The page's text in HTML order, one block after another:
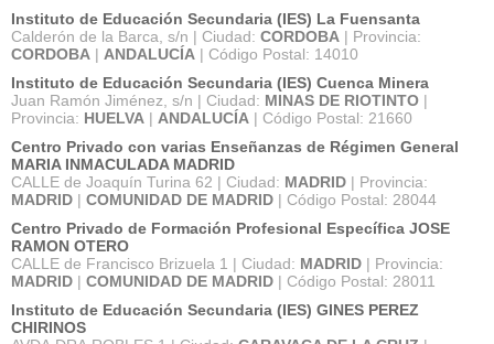
Instituto de Educación Secundaria (IES) La Fuensanta
Calderón de la Barca, s/n | Ciudad: CORDOBA | Provincia:
CORDOBA | ANDALUCÍA | Código Postal: 14010
Instituto de Educación Secundaria (IES) Cuenca Minera
Juan Ramón Jiménez, s/n | Ciudad: MINAS DE RIOTINTO |
Provincia: HUELVA | ANDALUCÍA | Código Postal: 21660
Centro Privado con varias Enseñanzas de Régimen General
MARIA INMACULADA MADRID
CALLE de Joaquín Turina 62 | Ciudad: MADRID | Provincia:
MADRID | COMUNIDAD DE MADRID | Código Postal: 28044
Centro Privado de Formación Profesional Específica JOSE
RAMON OTERO
CALLE de Francisco Brizuela 1 | Ciudad: MADRID | Provincia:
MADRID | COMUNIDAD DE MADRID | Código Postal: 28011
Instituto de Educación Secundaria (IES) GINES PEREZ
CHIRINOS